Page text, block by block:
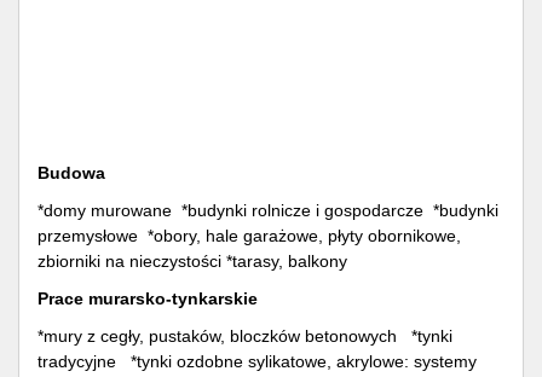
Budowa
*domy murowane *budynki rolnicze i gospodarcze *budynki
przemysłowe *obory, hale garażowe, płyty obornikowe,
zbiorniki na nieczystości *tarasy, balkony
Prace murarsko-tynkarskie
*mury z cegły, pustaków, bloczków betonowych *tynki
tradycyjne *tynki ozdobne sylikatowe, akrylowe: systemy